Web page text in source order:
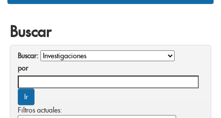
Buscar
Buscar:
por
Filtros actuales: